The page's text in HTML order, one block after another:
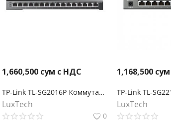
1,660,500 сум с НДС
TP-Link TL-SG2016P Коммутатор JetStream Smart с 16 гигабитными портами (8 портов PoE+)
LuxTech
0
1,168,500
LuxTech